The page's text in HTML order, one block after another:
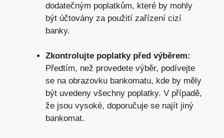
dodatečným poplatkům, které by mohly
být účtovány za použití zařízení cizí
banky.
Zkontrolujte poplatky před výběrem:
Předtím, než provedete výběr, podívejte
se na obrazovku bankomatu, kde by měly
být uvedeny všechny poplatky. V případě,
že jsou vysoké, doporučuje se najít jiný
bankomat.